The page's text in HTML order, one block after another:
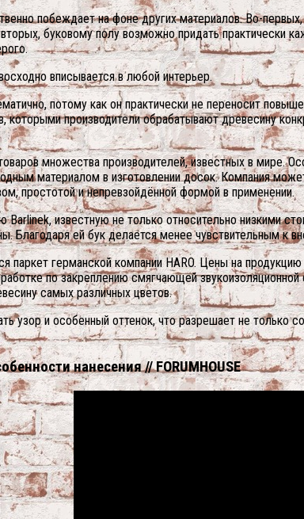
побеждает на фоне других материалов. Во-
буковому полу возможно придать практически
вписывается в любой интерьер.
потому как он практически не переносит
которыми производители обрабатывают древесину
множества производителей, известных в мире.
материалом в изготовлении досок. Компания
простотой и непревзойдённой формой в применении.
известную не только относительно низкими
Благодаря ей бук делается менее чувствительным к
паркет германской компании HARO. Цены на
по закреплению смягчающей
самых различных цветов.
узор и особенный оттенок, что разрешает не
нанесения // FORUMHOUSE